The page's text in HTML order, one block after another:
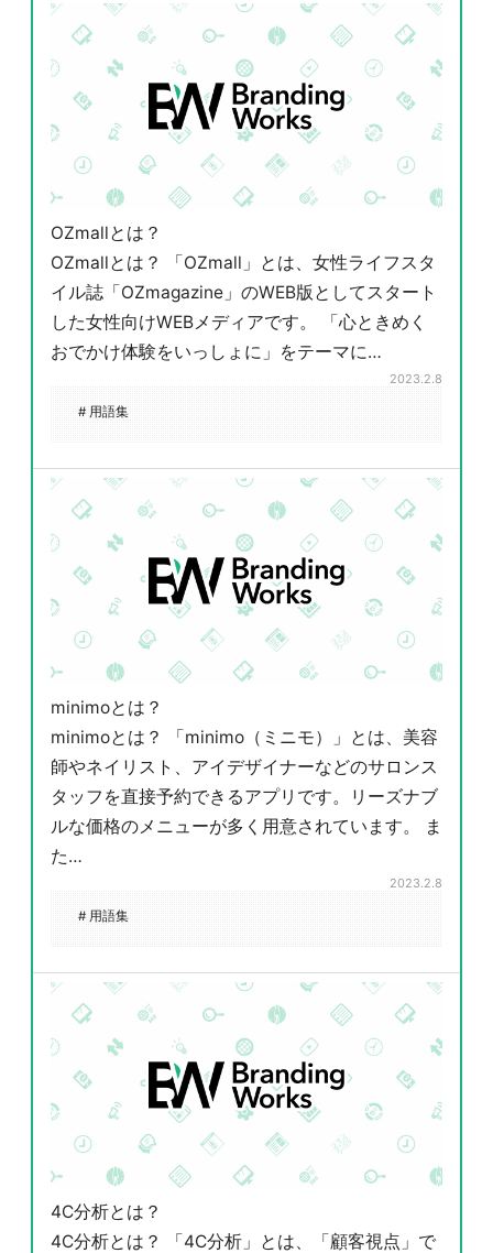
OZmallとは？
OZmallとは？ 「OZmall」とは、女性ライフスタ
イル誌「OZmagazine」のWEB版としてスタート
した女性向けWEBメディアです。 「心ときめく
おでかけ体験をいっしょに」をテーマに…
2023.2.8
# 用語集
minimoとは？
minimoとは？ 「minimo（ミニモ）」とは、美容
師やネイリスト、アイデザイナーなどのサロンス
タッフを直接予約できるアプリです。リーズナブ
ルな価格のメニューが多く用意されています。 ま
た…
2023.2.8
# 用語集
4C分析とは？
4C分析とは？ 「4C分析」とは、「顧客視点」で